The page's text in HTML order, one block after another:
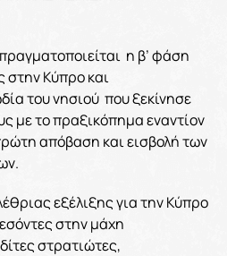
η β’ φάση
στην Κύπρο και
του νησιού που ξεκίνησε
με το πραξικόπημα εναντίον
απόβαση και εισβολή των
εξέλιξης για την Κύπρο
στην μάχη
στρατιώτες,